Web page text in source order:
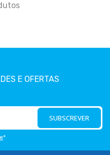
E OFERTAS
SUBSCREVER
*